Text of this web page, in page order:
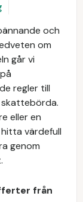
och
om
går vi
regler till
eller en
värdefull
genom
från